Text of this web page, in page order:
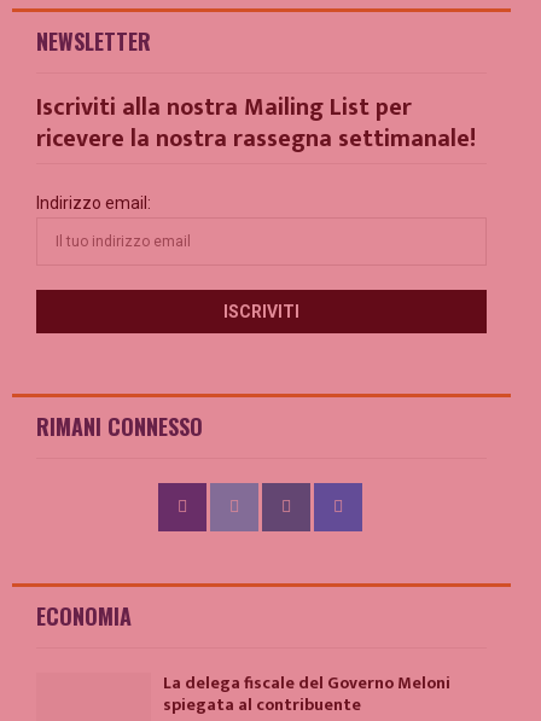
NEWSLETTER
Iscriviti alla nostra Mailing List per
ricevere la nostra rassegna settimanale!
Indirizzo email:
RIMANI CONNESSO
ECONOMIA
La delega fiscale del Governo Meloni
spiegata al contribuente